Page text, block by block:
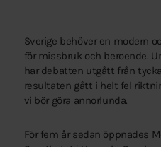
Sverige behöver en modern
för missbruk och beroende.
har debatten utgått från
resultaten gått i helt fel
vi bör göra annorlunda.
För fem år sedan öppnades